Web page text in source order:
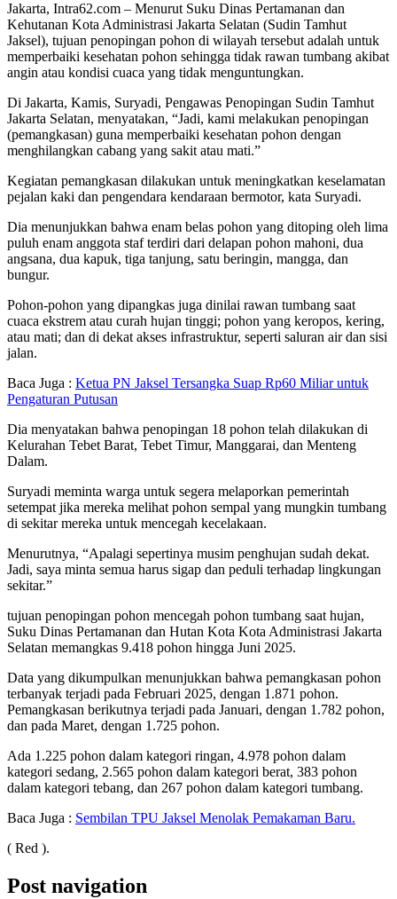
Jakarta, Intra62.com – Menurut Suku Dinas Pertamanan dan
Kehutanan Kota Administrasi Jakarta Selatan (Sudin Tamhut
Jaksel), tujuan penopingan pohon di wilayah tersebut adalah untuk
memperbaiki kesehatan pohon sehingga tidak rawan tumbang akibat
angin atau kondisi cuaca yang tidak menguntungkan.
Di Jakarta, Kamis, Suryadi, Pengawas Penopingan Sudin Tamhut
Jakarta Selatan, menyatakan, “Jadi, kami melakukan penopingan
(pemangkasan) guna memperbaiki kesehatan pohon dengan
menghilangkan cabang yang sakit atau mati.”
Kegiatan pemangkasan dilakukan untuk meningkatkan keselamatan
pejalan kaki dan pengendara kendaraan bermotor, kata Suryadi.
Dia menunjukkan bahwa enam belas pohon yang ditoping oleh lima
puluh enam anggota staf terdiri dari delapan pohon mahoni, dua
angsana, dua kapuk, tiga tanjung, satu beringin, mangga, dan
bungur.
Pohon-pohon yang dipangkas juga dinilai rawan tumbang saat
cuaca ekstrem atau curah hujan tinggi; pohon yang keropos, kering,
atau mati; dan di dekat akses infrastruktur, seperti saluran air dan sisi
jalan.
Baca Juga : Ketua PN Jaksel Tersangka Suap Rp60 Miliar untuk
Pengaturan Putusan
Dia menyatakan bahwa penopingan 18 pohon telah dilakukan di
Kelurahan Tebet Barat, Tebet Timur, Manggarai, dan Menteng
Dalam.
Suryadi meminta warga untuk segera melaporkan pemerintah
setempat jika mereka melihat pohon sempal yang mungkin tumbang
di sekitar mereka untuk mencegah kecelakaan.
Menurutnya, “Apalagi sepertinya musim penghujan sudah dekat.
Jadi, saya minta semua harus sigap dan peduli terhadap lingkungan
sekitar.”
tujuan penopingan pohon mencegah pohon tumbang saat hujan,
Suku Dinas Pertamanan dan Hutan Kota Kota Administrasi Jakarta
Selatan memangkas 9.418 pohon hingga Juni 2025.
Data yang dikumpulkan menunjukkan bahwa pemangkasan pohon
terbanyak terjadi pada Februari 2025, dengan 1.871 pohon.
Pemangkasan berikutnya terjadi pada Januari, dengan 1.782 pohon,
dan pada Maret, dengan 1.725 pohon.
Ada 1.225 pohon dalam kategori ringan, 4.978 pohon dalam
kategori sedang, 2.565 pohon dalam kategori berat, 383 pohon
dalam kategori tebang, dan 267 pohon dalam kategori tumbang.
Baca Juga : Sembilan TPU Jaksel Menolak Pemakaman Baru.
( Red ).
Post navigation